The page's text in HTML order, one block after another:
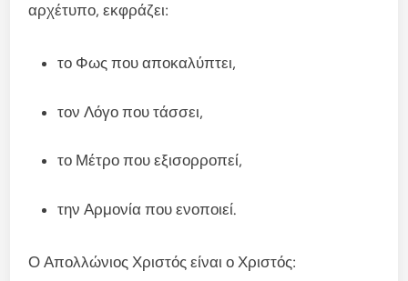
αρχέτυπο, εκφράζει:
το Φως που αποκαλύπτει,
τον Λόγο που τάσσει,
το Μέτρο που εξισορροπεί,
την Αρμονία που ενοποιεί.
Ο Απολλώνιος Χριστός είναι ο Χριστός: